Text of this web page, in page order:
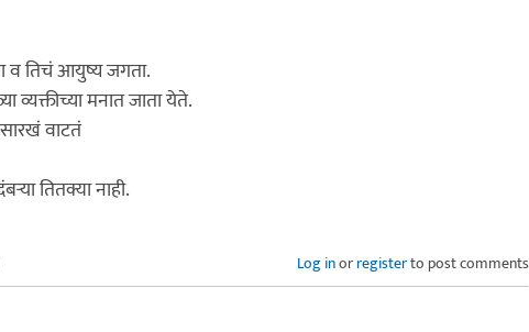
व तिचं आयुष्य जगता.
व्यक्तीच्या मनात जाता येते.
वाटतं
तितक्या नाही.
Log inorregisterto post comments